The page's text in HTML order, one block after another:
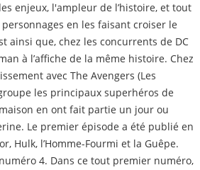
enjeux, l'ampleur de l’histoire, et tout
en les faisant croiser le
ainsi que, chez les concurrents de DC
à l’affiche de la même histoire. Chez
avec The Avengers (Les
les principaux superhéros de
en ont fait partie un jour ou
Le premier épisode a été publié en
Hulk, l’Homme-Fourmi et la Guêpe.
4. Dans ce tout premier numéro,